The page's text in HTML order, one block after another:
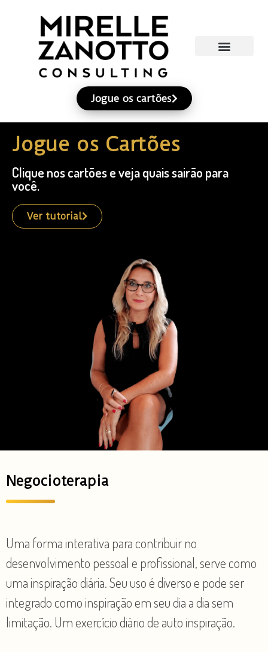
Jogue os cartões
Jogue os Cartões
Clique nos cartões e veja quais sairão para
você.
Ver tutorial
Negocioterapia
Uma forma interativa para contribuir no
desenvolvimento pessoal e profissional, serve como
uma inspiração diária. Seu uso é diverso e pode ser
integrado como inspiração em seu dia a dia sem
limitação. Um exercício diário de auto inspiração.